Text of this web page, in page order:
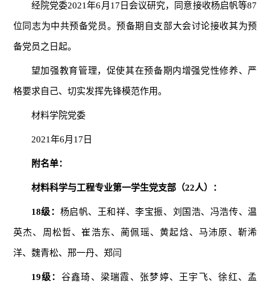
经院党委2021年6月17日会议研究，同意接收杨启帆等87
位同志为中共预备党员。预备期自支部大会讨论接收其为预
备党员之日起。
望加强教育管理，促使其在预备期内增强党性修养、严
格要求自己、切实发挥先锋模范作用。
材料学院党委
2021年6月17日
附名单：
材料科学与工程专业第一学生党支部（22人）：
18级： 杨启帆、王和祥、李宝振、刘国浩、冯浩传、温
英杰、周松哲、崔浩东、蔺佩瑶、黄起焓、马沛原、靳浠
洋、魏青松、邢一丹、郑闫
19级： 谷鑫琦、梁瑞霞、张梦婷、王宇飞、徐红、孟